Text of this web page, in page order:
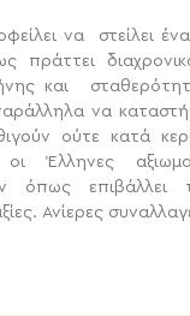
να στείλει
πράττει
και
να
ούτε κατά
οι Έλληνες
όπως επιβάλλει
Ανίερες